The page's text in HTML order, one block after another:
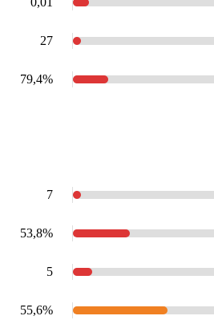
27
79,4%
7
53,8%
5
55,6%